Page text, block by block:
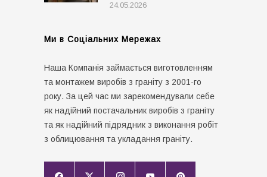
24.05.2026
Ми в Соціальних Мережах
Наша Компанія займається виготовленням
та монтажем виробів з граніту з 2001-го
року. За цей час ми зарекомендували себе
як надійний постачальник виробів з граніту
та як надійний підрядник з виконання робіт
з облицювання та укладання граніту.